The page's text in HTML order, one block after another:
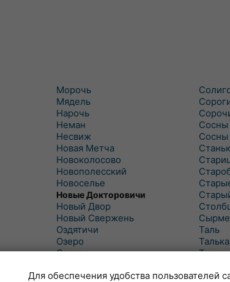
Морочь
Мядель
Нарочь
Неман
Несвиж
Новая Метча
Новоколосово
Новополесский
Новоселье
Новые Докторовичи
Новый Двор
Новый Свержень
Оздятичи
Озеро
Озерцо
Октябрь
Сосны
Сосны
Таль
Талька
Для обеспечения удобства пользователей